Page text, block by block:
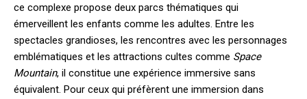
ce complexe propose deux parcs thématiques qui
émerveillent les enfants comme les adultes. Entre les
spectacles grandioses, les rencontres avec les personnages
emblématiques et les attractions cultes comme Space
Mountain, il constitue une expérience immersive sans
équivalent. Pour ceux qui préfèrent une immersion dans